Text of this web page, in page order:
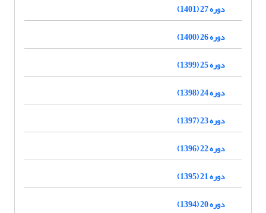
دوره 27 (1401)
دوره 26 (1400)
دوره 25 (1399)
دوره 24 (1398)
دوره 23 (1397)
دوره 22 (1396)
دوره 21 (1395)
دوره 20 (1394)